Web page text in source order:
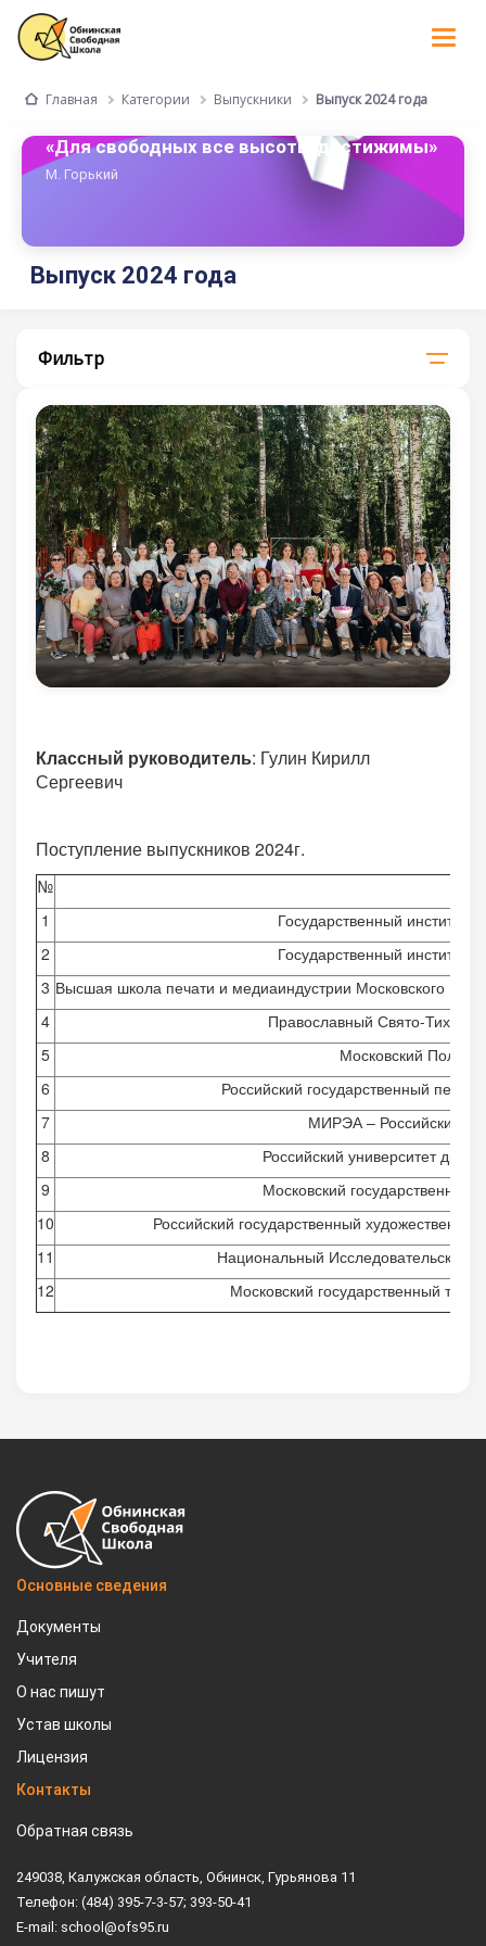
Главная Категории Выпускники Выпуск 2024 года
«Для свободных все высоты достижимы»
М. Горький
Выпуск 2024 года
Фильтр
Классный руководитель: Гулин Кирилл
Сергеевич
Поступление выпускников 2024г.
№
1
Государственный институт
2
Государственный институт
3 Высшая школа печати и медиаиндустрии Московского
4
Православный Свято-
5
Московский
6
Российский государственный
7
МИРЭА – Российский
8
Российский университет
9
Московский
10
Российский государственный
11
Национальный Исследовательский
12
Московский государственный
Основные сведения
Документы
Учителя
О нас пишут
Устав школы
Лицензия
Контакты
Обратная связь
249038, Калужская область, Обнинск, Гурьянова 11
Телефон: (484) 395-7-3-57; 393-50-41
E-mail: school@ofs95.ru